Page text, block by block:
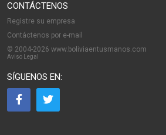
CONTÁCTENOS
Registre su empresa
Contáctenos por e-mail
© 2004-2026 www.boliviaentusmanos.com
Aviso Legal
SÍGUENOS EN: